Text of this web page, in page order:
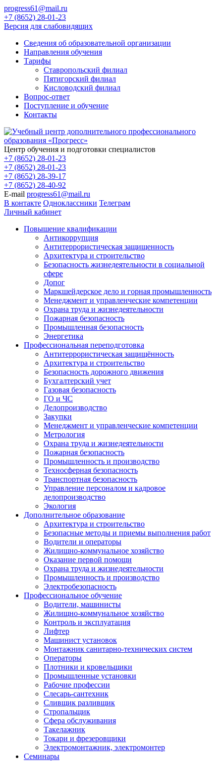
progress61@mail.ru
+7 (8652) 28-01-23
Версия для слабовидящих
Сведения об образовательной организации
Направления обучения
Тарифы
Ставропольский филиал
Пятигорский филиал
Кисловодский филиал
Вопрос-ответ
Поступление и обучение
Контакты
Центр обучения и подготовки специалистов
+7 (8652) 28-01-23
+7 (8652) 28-01-23
+7 (8652) 28-39-17
+7 (8652) 28-40-92
E-mail progress61@mail.ru
В контакте Одноклассники Телеграм
Личный кабинет
Повышение квалификации
Антикоррупция
Антитеррористическая защищенность
Архитектура и строительство
Безопасность жизнедеятельности в социальной
сфере
Допог
Маркшейдерское дело и горная промышленность
Менеджмент и управленческие компетенции
Охрана труда и жизнедеятельности
Пожарная безопасность
Промышленная безопасность
Энергетика
Профессиональная переподготовка
Антитеррористическая защищённость
Архитектура и строительство
Безопасность дорожного движения
Бухгалтерский учет
Газовая безопасность
ГО и ЧС
Делопроизводство
Закупки
Менеджмент и управленческие компетенции
Метрология
Охрана труда и жизнедеятельности
Пожарная безопасность
Промышленность и производство
Техносферная безопасность
Транспортная безопасность
Управление персоналом и кадровое
делопроизводство
Экология
Дополнительное образование
Архитектура и строительство
Безопасные методы и приемы выполнения работ
Водители и операторы
Жилищно-коммунальное хозяйство
Оказание первой помощи
Охрана труда и жизнедеятельности
Промышленность и производство
Электробезопасность
Профессиональное обучение
Водители, машинисты
Жилищно-коммунальное хозяйство
Контроль и эксплуатация
Лифтер
Машинист установок
Монтажник санитарно-технических систем
Операторы
Плотники и кровельщики
Промышленные установки
Рабочие профессии
Слесарь-сантехник
Сливщик разливщик
Стропальщик
Сфера обслуживания
Такелажник
Токари и фрезеровщики
Электромонтажник, электромонтер
Семинары